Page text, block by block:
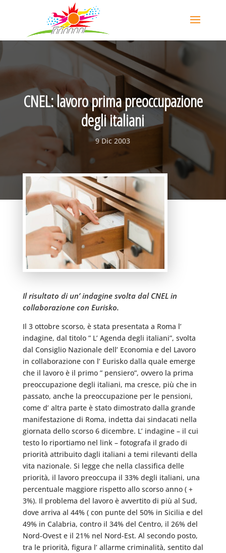
CNEL: lavoro prima preoccupazione
degli italiani
9 Dic 2003
Il risultato di un’ indagine svolta dal CNEL in
collaborazione con Eurisko.
Il 3 ottobre scorso, è stata presentata a Roma l’
indagine, dal titolo ” L’ Agenda degli italiani”, svolta
dal Consiglio Nazionale dell’ Economia e del Lavoro
in collaborazione con l’ Eurisko dalla quale emerge
che il lavoro è il primo ” pensiero”, ovvero la prima
preoccupazione degli italiani, ma cresce, più che in
passato, anche la preoccupazione per le pensioni,
come d’ altra parte è stato dimostrato dalla grande
manifestazione di Roma, indetta dai sindacati nella
giornata dello scorso 6 dicembre. L’ indagine – il cui
testo lo riportiamo nel link – fotografa il grado di
priorità attribuito dagli italiani a temi rilevanti della
vita nazionale. Si legge che nella classifica delle
priorità, il lavoro preoccupa il 33% degli italiani, una
percentuale maggiore rispetto allo scorso anno ( +
3%). Il problema del lavoro è avvertito di più al Sud,
dove arriva al 44% ( con punte del 50% in Sicilia e del
49% in Calabria, contro il 34% del Centro, il 26% del
Nord-Ovest e il 21% nel Nord-Est. Al secondo posto,
tra le priorità, figura l’ allarme criminalità, sentito dal